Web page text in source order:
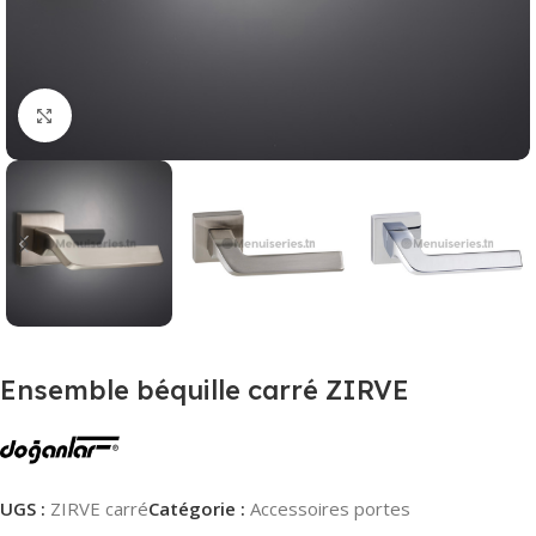
Agrandir
Ensemble béquille carré ZIRVE
UGS : ZIRVE carréCatégorie : Accessoires portes